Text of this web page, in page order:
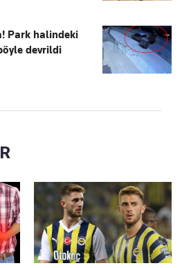
Park halindeki
devrildi